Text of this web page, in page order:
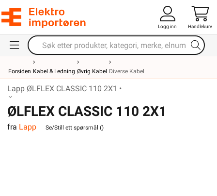
Logg inn Handlekurv
Forsiden Kabel & Ledning Øvrig Kabel Diverse Kabel
Lapp ØLFLEX CLASSIC 110 2X1 •
ØLFLEX CLASSIC 110 2X1
fra Lapp Se/Still ett spørsmål ()